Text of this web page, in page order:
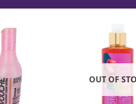
OUT OF